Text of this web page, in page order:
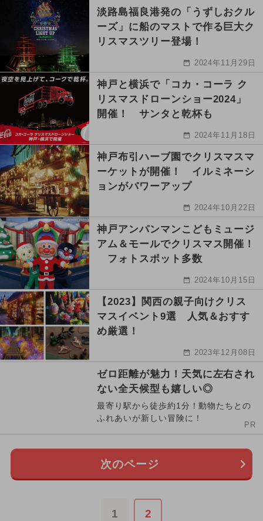
淡路島福良港発の「うずしおクル
ーズ」に船のマストで作る巨大ク
リスマスツリー登場！
2024年11月29日
神戸と横浜で「コカ・コーラ ク
リスマスドローンショー2024」
開催！ サンタと乾杯も
2024年11月18日
神戸布引ハーブ園でクリスマスマ
ーケットが開催！ イルミネーシ
ョンがパワーアップ
2024年10月22日
神戸アンパンマンこどもミュージ
アム＆モールでクリスマス開催！
フォトスポット多数
2024年10月15日
【2023】関西の親子向けクリス
マスイベント9選 人気＆おすす
め厳選！
2023年12月08日
ゼロ距離が魅力！天気に左右され
ない全天候型も嬉しい◎
最寄り駅から徒歩約1分！動物たちとの
ふれあいが新しい冒険に！
PR
次のページ
1 2